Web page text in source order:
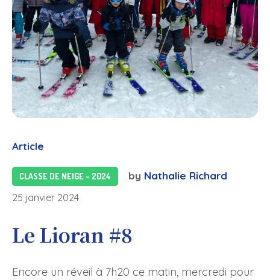
Article
CLASSE DE NEIGE - 2024 by Nathalie Richard
25 janvier 2024
Le Lioran #8
Encore un réveil à 7h20 ce matin, mercredi pour